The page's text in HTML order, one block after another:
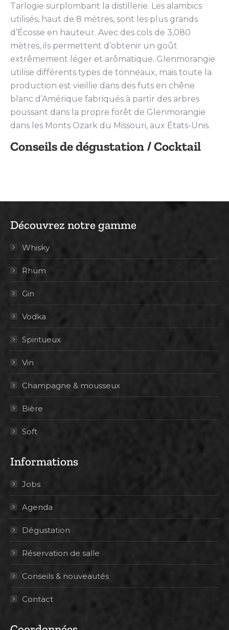
Tarlogie surplombant la distillerie. Les alambics
utilisés, haut de 8 mètres, sont les plus grands
d’Écosse en hauteur. Avec des cols de 3,080
mètres, ils permettent d’obtenir un goût
extrêmement léger et arômatique. Glenmorangie
utilise différents types de tonneaux, mais toute la
production est vieillie dans des futs en chêne
blanc d’Amérique fabriqués à partir des arbres
poussant dans la propre forêt de Glenmorangie
dans les Monts Ozark du Missouri, aux États-Unis.
Conseils de dégustation / Cocktail
Découvrez notre gamme
Whisky
Rhum
Gin
Vodka
Spiritueux
Vin
Champagne & mousseux
Bière
Soft
Informations
Jobs
Agenda
Dégustation
Réservation de salle
Conseils & nouveautés
Contact